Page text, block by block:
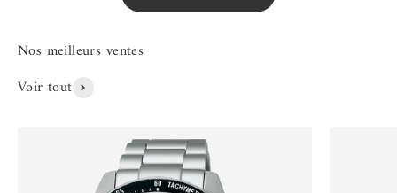
Voir tout